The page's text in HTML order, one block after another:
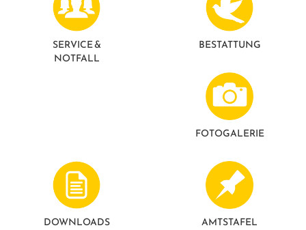
SERVICE &
NOTFALL
BESTATTUNG
FOTO­GALERIE
DOWNLOADS AMTSTAFEL